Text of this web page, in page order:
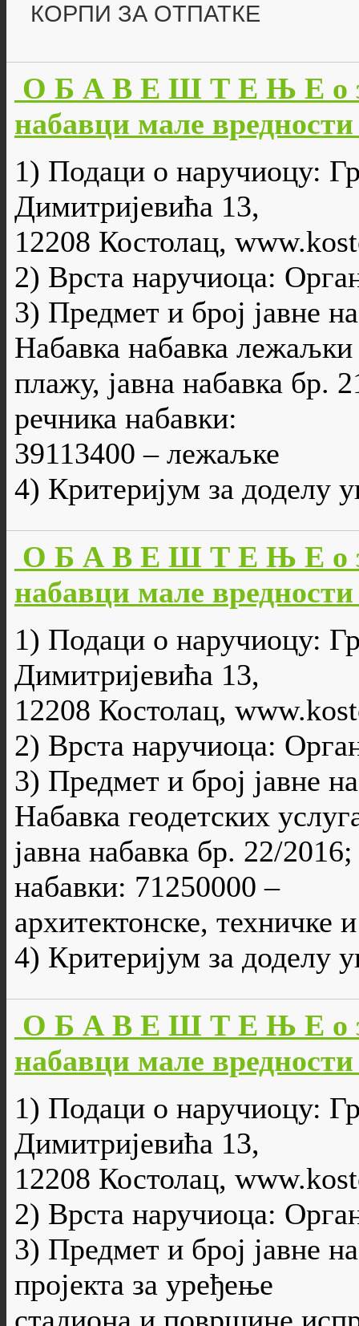
КОРПИ ЗА ОТПАТКЕ
О Б А В Е Ш Т Е Њ Е о
набавци мале
1) Подаци о наручиоцу:
Димитријевића 13,
12208 Костолац,
2) Врста наручиоца:
3) Предмет и број јавне
Набавка набавка лежаљки
плажу, јавна набавка
речника набавки:
39113400 – лежаљке
4) Критеријум за доделу
О Б А В Е Ш Т Е Њ Е о
набавци мале
1) Подаци о наручиоцу:
Димитријевића 13,
12208 Костолац,
2) Врста наручиоца:
3) Предмет и број јавне
Набавка геодетских
јавна набавка бр. 22/
набавки: 71250000 –
архитектонске, техничке
4) Критеријум за доделу
О Б А В Е Ш Т Е Њ Е о
набавци мале
1) Подаци о наручиоцу:
Димитријевића 13,
12208 Костолац,
2) Врста наручиоца:
3) Предмет и број јавне
пројекта за уређење